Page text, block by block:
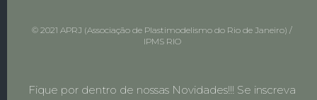
© 2021 APRJ (Associação de Plastimodelismo do Rio de Janeiro) /
IPMS RIO
Fique por dentro de nossas Novidades!!! Se inscreva